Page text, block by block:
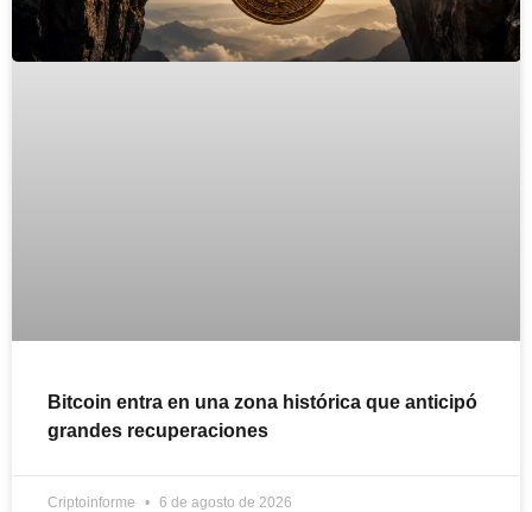
Bitcoin entra en una zona histórica que anticipó
grandes recuperaciones
Criptoinforme 6 de agosto de 2026